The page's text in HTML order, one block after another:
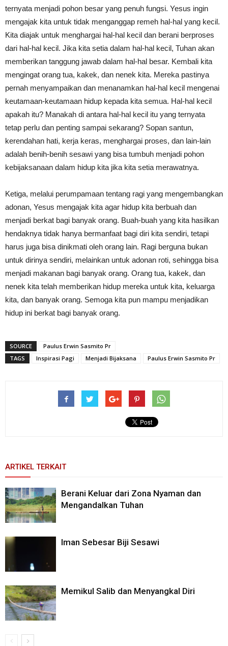
ternyata menjadi pohon besar yang penuh fungsi. Yesus ingin
mengajak kita untuk tidak menganggap remeh hal-hal yang kecil.
Kita diajak untuk menghargai hal-hal kecil dan berani berproses
dari hal-hal kecil. Jika kita setia dalam hal-hal kecil, Tuhan akan
memberikan tanggung jawab dalam hal-hal besar. Kembali kita
mengingat orang tua, kakek, dan nenek kita. Mereka pastinya
pernah menyampaikan dan menanamkan hal-hal kecil mengenai
keutamaan-keutamaan hidup kepada kita semua. Hal-hal kecil
apakah itu? Manakah di antara hal-hal kecil itu yang ternyata
tetap perlu dan penting sampai sekarang? Sopan santun,
kerendahan hati, kerja keras, menghargai proses, dan lain-lain
adalah benih-benih sesawi yang bisa tumbuh menjadi pohon
kebijaksanaan dalam hidup kita jika kita setia merawatnya.
Ketiga, melalui perumpamaan tentang ragi yang mengembangkan
adonan, Yesus mengajak kita agar hidup kita berbuah dan
menjadi berkat bagi banyak orang. Buah-buah yang kita hasilkan
hendaknya tidak hanya bermanfaat bagi diri kita sendiri, tetapi
harus juga bisa dinikmati oleh orang lain. Ragi berguna bukan
untuk dirinya sendiri, melainkan untuk adonan roti, sehingga bisa
menjadi makanan bagi banyak orang. Orang tua, kakek, dan
nenek kita telah memberikan hidup mereka untuk kita, keluarga
kita, dan banyak orang. Semoga kita pun mampu menjadikan
hidup ini berkat bagi banyak orang.
SOURCE
Paulus Erwin Sasmito Pr
TAGS
Inspirasi Pagi Menjadi Bijaksana Paulus Erwin Sasmito Pr
ARTIKEL TERKAIT
Berani Keluar dari Zona Nyaman dan
Mengandalkan Tuhan
Iman Sebesar Biji Sesawi
Memikul Salib dan Menyangkal Diri